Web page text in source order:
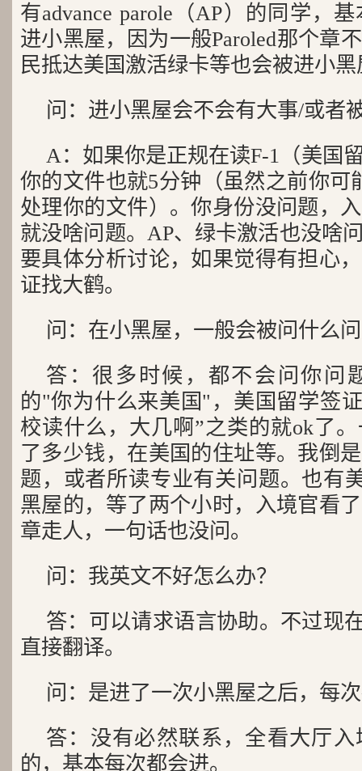
有advance parole（AP）的同学，
进小黑屋，因为一般Paroled那个章
民抵达美国激活绿卡等也会被进小
问：进小黑屋会不会有大事/或者
A：如果你是正规在读F-1（美国
你的文件也就5分钟（虽然之前你可
处理你的文件）。你身份没问题，
就没啥问题。AP、绿卡激活也没啥
要具体分析讨论，如果觉得有担心
证找大鹤。
问：在小黑屋，一般会被问什么
答：很多时候，都不会问你问
的"你为什么来美国"，美国留学签
校读什么，大几啊”之类的就ok了
了多少钱，在美国的住址等。我倒
题，或者所读专业有关问题。也有
黑屋的，等了两个小时，入境官看
章走人，一句话也没问。
问：我英文不好怎么办？
答：可以请求语言协助。不过现
直接翻译。
问：是进了一次小黑屋之后，每
答：没有必然联系，全看大厅
的，基本每次都会进。